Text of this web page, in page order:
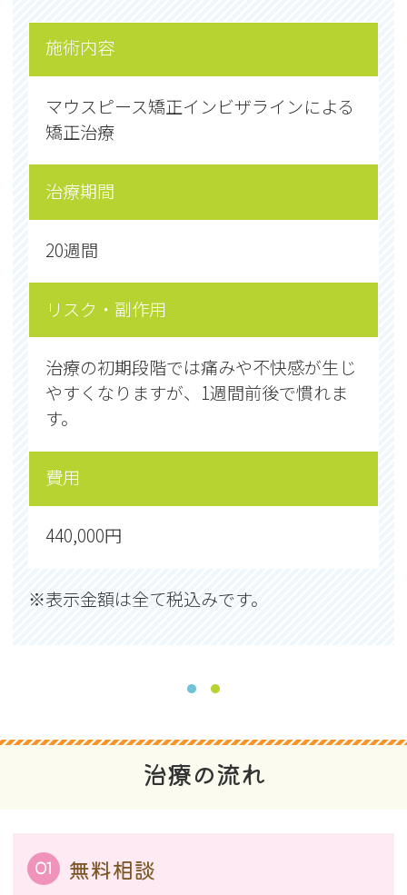
施術内容
マウスピース矯正インビザラインによる
矯正治療
治療期間
20週間
リスク・副作用
治療の初期段階では痛みや不快感が生じ
やすくなりますが、1週間前後で慣れま
す。
費用
440,000円
施術内容
マウスピース矯正インビザラインによる
矯正治療
治療期間
20週間
リスク・副作用
治療の初期段階では痛みや不快感が生じ
やすくなりますが、1週間前後で慣れま
す。
費用
440,000円
※表示金額は全て税込みです。
治療の流れ
01 無料相談